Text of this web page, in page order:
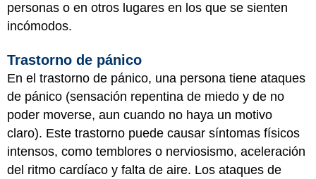
personas o en otros lugares en los que se sienten
incómodos.
Trastorno de pánico
En el trastorno de pánico, una persona tiene ataques
de pánico (sensación repentina de miedo y de no
poder moverse, aun cuando no haya un motivo
claro). Este trastorno puede causar síntomas físicos
intensos, como temblores o nerviosismo, aceleración
del ritmo cardíaco y falta de aire. Los ataques de